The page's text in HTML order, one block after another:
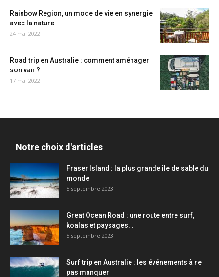
Rainbow Region, un mode de vie en synergie
avec la nature
24 mai 2022
Road trip en Australie : comment aménager
son van ?
17 mai 2022
Notre choix d'articles
Fraser Island : la plus grande île de sable du
monde
5 septembre 2023
Great Ocean Road : une route entre surf,
koalas et paysages...
5 septembre 2023
Surf trip en Australie : les événements à ne
pas manquer